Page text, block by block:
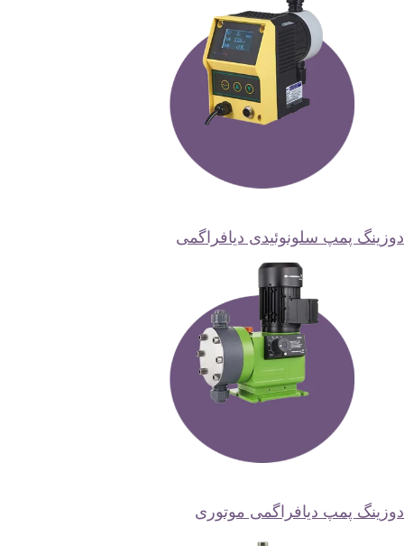
دوزینگ پمپ سلونوئیدی دیافراگمی
دوزینگ پمپ دیافراگمی موتوری